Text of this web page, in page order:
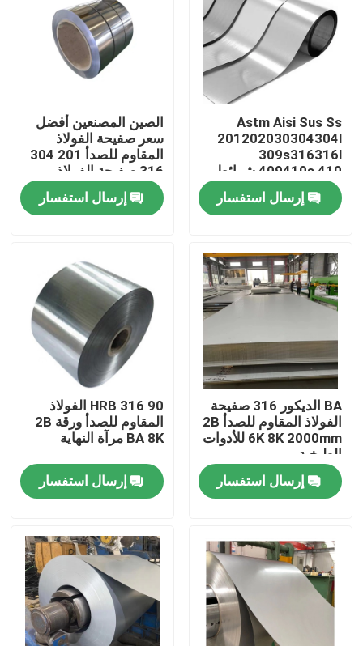
مسكن
أشرطة فيديو
جولة في المعمل
مراقبة الجودة
اتصل بنا
اطلب اقتباس
304 صفائح من الفولاذ المقاوم للصدأ
Astm Aisi Sus Ss
201202030304304l
309s316316l
409410s 410 شرائط
من الفولاذ المقاوم للصدأ
/ حزام / فرقة / ملف /
رقائق
إرسال استفسار
الصين المصنعين أفضل
سعر صفيحة الفولاذ
المقاوم للصدأ 201 304
316 صفيحة الفولاذ
المقاوم للصدأ لفائف
الفولاذ المقاوم للصدأ
إرسال استفسار
BA الديكور 316 صفيحة
الفولاذ المقاوم للصدأ 2B
6K 8K 2000mm للأدوات
الطبخية
إرسال استفسار
90 HRB 316 الفولاذ
المقاوم للصدأ ورقة 2B
BA 8K مرآة النهاية
إرسال استفسار